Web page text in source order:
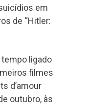
em
de “Hitler:
ligado
filmes
d’amour
outubro, às